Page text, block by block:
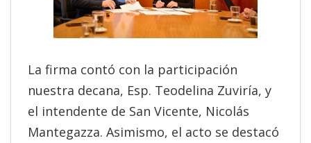
La firma contó con la participación
nuestra decana, Esp. Teodelina Zuviría, y
el intendente de San Vicente, Nicolás
Mantegazza. Asimismo, el acto se destacó